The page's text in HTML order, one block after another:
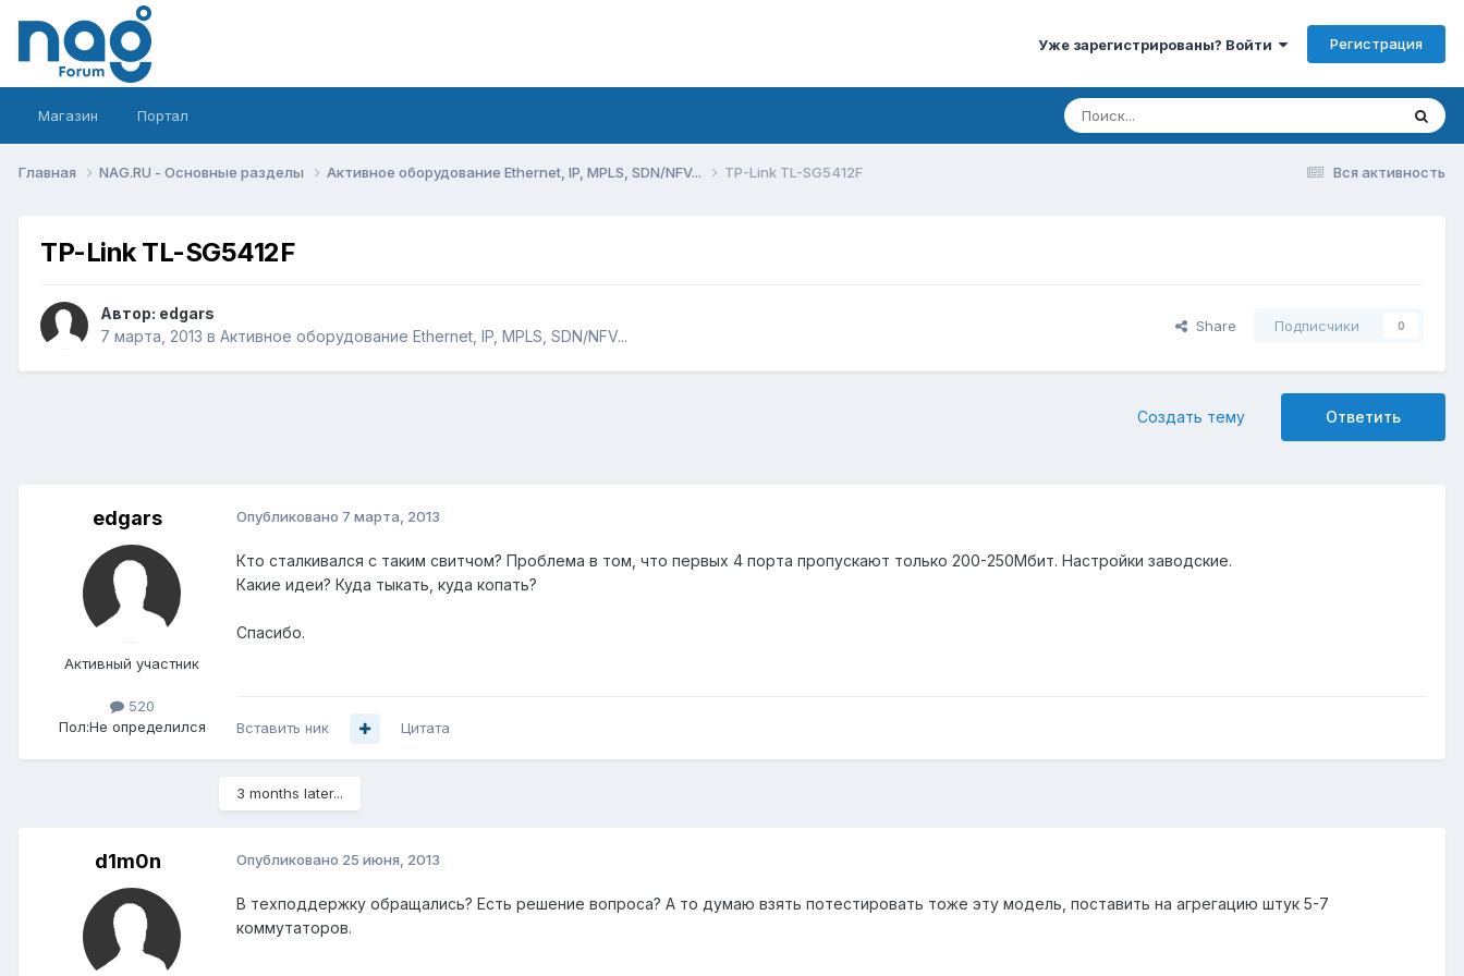
Уже зарегистрированы? Войти Регистрация
Магазин Портал
Вся активность
Главная NAG.RU - Основные разделы Активное оборудование Ethernet, IP, MPLS, SDN/NFV... TP-Link TL-SG5412F
TP-Link TL-SG5412F
Автор: edgars
7 марта, 2013 в Активное оборудование Ethernet, IP, MPLS, SDN/NFV...
Share Подписчики 0
Ответить
Создать тему
edgars
Активный участник
520
Пол:Не определился
Опубликовано 7 марта, 2013
Кто сталкивался с таким свитчом? Проблема в том, что первых 4 порта пропускают только 200-250Мбит. Настройки заводские.
Какие идеи? Куда тыкать, куда копать?
Спасибо.
Вставить ник Цитата
3 months later...
d1m0n Опубликовано 25 июня, 2013
В техподдержку обращались? Есть решение вопроса? А то думаю взять потестировать тоже эту модель, поставить на агрегацию штук 5-7
коммутаторов.